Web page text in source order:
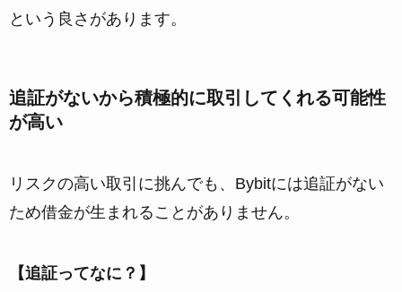
という良さがあります。
追証がないから積極的に取引してくれる可能性
が高い
リスクの高い取引に挑んでも、Bybitには追証がない
ため借金が生まれることがありません。
【追証ってなに？】